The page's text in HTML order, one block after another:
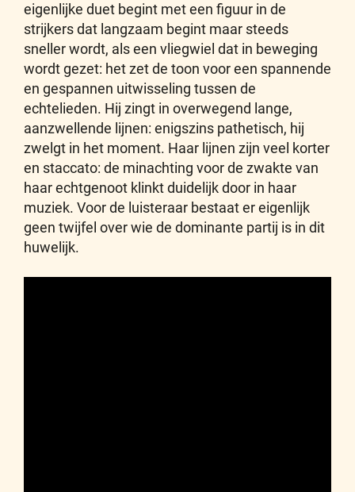
eigenlijke duet begint met een figuur in de
strijkers dat langzaam begint maar steeds
sneller wordt, als een vliegwiel dat in beweging
wordt gezet: het zet de toon voor een spannende
en gespannen uitwisseling tussen de
echtelieden. Hij zingt in overwegend lange,
aanzwellende lijnen: enigszins pathetisch, hij
zwelgt in het moment. Haar lijnen zijn veel korter
en staccato: de minachting voor de zwakte van
haar echtgenoot klinkt duidelijk door in haar
muziek. Voor de luisteraar bestaat er eigenlijk
geen twijfel over wie de dominante partij is in dit
huwelijk.